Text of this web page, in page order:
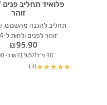
זוהר
זוהר לפנים ולחות ל-24 שעות
₪95.90
30 מ"ל ₪319.67 ל- 100 מ"ל
★
★
★
★
★
(3)